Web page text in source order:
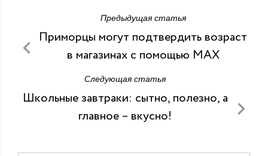
Предыдущая статья
Приморцы могут подтвердить возраст
в магазинах с помощью МАХ
Следующая статья
Школьные завтраки: сытно, полезно, а
главное – вкусно!